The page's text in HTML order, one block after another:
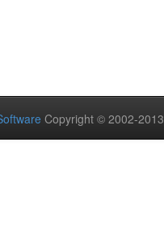
Copyright © 2002-2013